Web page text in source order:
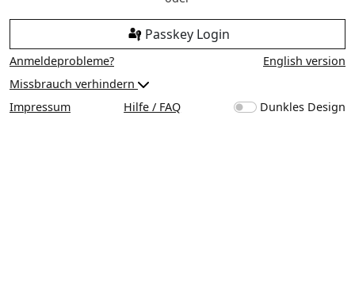
Passkey Login
Anmeldeprobleme?
English version
Missbrauch verhindern
Impressum
Hilfe / FAQ Dunkles Design